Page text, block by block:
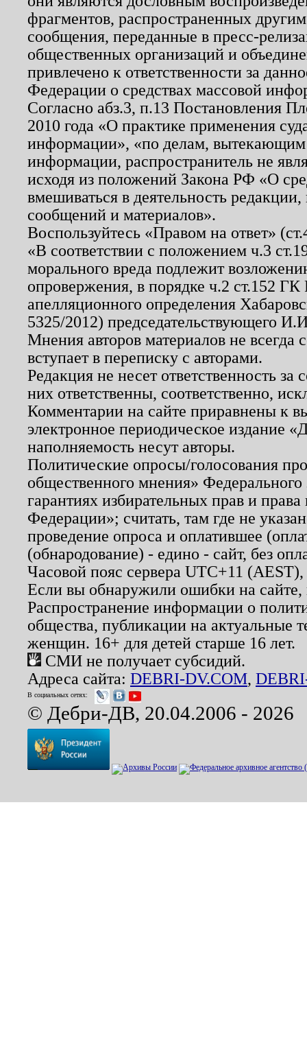
фрагментов, распространенных
сообщения, переданные в пресс-
общественных организаций и
привлечено к ответственности за
Федерации о средствах массовой
Согласно абз.3, п.13 Постановления
2010 года «О практике применения
информации», «по делам, вытекающим
информации, распространитель не
исходя из положений Закона РФ «О
вмешиваться в деятельность
сообщений и материалов».
Воспользуйтесь «Правом на ответ»
«В соответствии с положением ч.3
морального вреда подлежит
опровержения, в порядке ч.2 ст.152
апелляционного определения
5325/2012) председательствующего
Мнения авторов материалов не
вступает в переписку с авторами.
Редакция не несет ответственность
них ответственны, соответственно,
Комментарии на сайте приравнены к
электронное периодическое издание
наполняемость несут авторы.
Политические опросы/голосования
общественного мнения»
гарантиях избирательных прав и
Федерации»; считать, там где не
проведение опроса и оплатившее
(обнародование) - едино - сайт, без
Часовой пояс сервера UTC+11
Если вы обнаружили ошибки на
Распространение информации о
общества, публикации на актуальные
женщин. 16+ для детей старше 16 лет.
СМИ не получает субсидий.
Адреса сайта: DEBRI-DV.COM,
В социальных сетях:
© Дебри-ДВ, 20.04.2006 - 2026